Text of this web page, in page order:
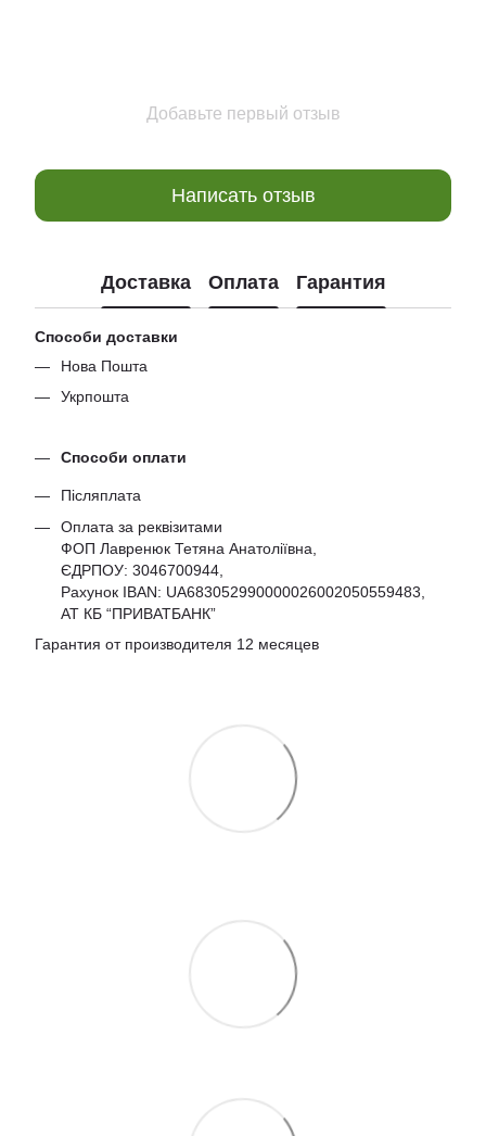
Добавьте первый отзыв
Написать отзыв
Доставка Оплата Гарантия
Способи доставки
Нова Пошта
Укрпошта
Способи оплати
Післяплата
Оплата за реквізитами
ФОП Лавренюк Тетяна Анатоліївна,
ЄДРПОУ: 3046700944
Рахунок IBAN: UA683052990000026002050559483,
АТ КБ “ПРИВАТБАНК”
Гарантия от производителя 12 месяцев